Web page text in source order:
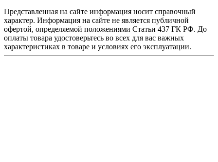
Представленная на сайте информация носит справочный
характер. Информация на сайте не является публичной
офертой, определяемой положениями Статьи 437 ГК РФ. До
оплаты товара удостоверьтесь во всех для вас важных
характеристиках в товаре и условиях его эксплуатации.